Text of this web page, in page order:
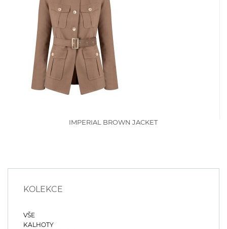
IMPERIAL BROWN JACKET
KOLEKCE
VŠE
KALHOTY